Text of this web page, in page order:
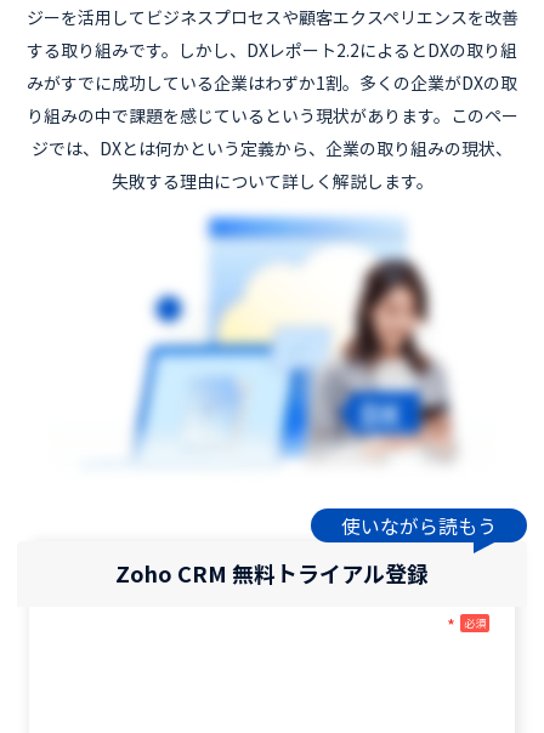
ジーを活用してビジネスプロセスや顧客エクスペリエンスを改善
する取り組みです。しかし、DXレポート2.2によるとDXの取り組
みがすでに成功している企業はわずか1割。多くの企業がDXの取
り組みの中で課題を感じているという現状があります。このペー
ジでは、DXとは何かという定義から、企業の取り組みの現状、
失敗する理由について詳しく解説します。
Zoho CRM 無料トライアル登録
使いながら読もう
* 必須